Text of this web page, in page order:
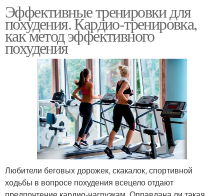
Эффективные тренировки для
похудения. Кардио-тренировка,
как метод эффективного
похудения
Любители беговых дорожек, скакалок, спортивной
ходьбы в вопросе похудения всецело отдают